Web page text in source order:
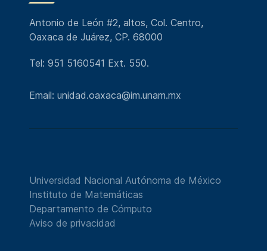
Antonio de León #2, altos, Col. Centro,
Oaxaca de Juárez, CP. 68000
Tel: 951 5160541 Ext. 550.
Email: unidad.oaxaca@im.unam.mx
Universidad Nacional Autónoma de México
Instituto de Matemáticas
Departamento de Cómputo
Aviso de privacidad